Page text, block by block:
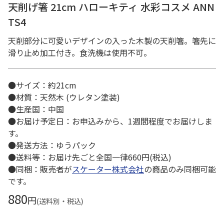
天削げ箸 21cm ハローキティ 水彩コスメ ANN
TS4
天削部分に可愛いデザインの入った木製の天削箸。箸先に
滑り止め加工付き。食洗機は使用不可。
●サイズ：約21cm
●材質：天然木 (ウレタン塗装)
●生産国：中国
●お届け予定日：お申込みから、1週間程度でお届けしま
す。
●発送方法：ゆうパック
●送料等：お届け先ごと全国一律660円(税込)
●同梱：販売者がスケーター株式会社の商品のみ同梱可能
です。
880円(送料別・税込)